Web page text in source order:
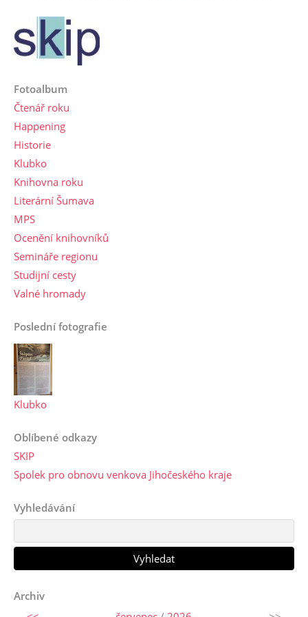
Fotoalbum
Čtenář roku
Happening
Historie
Klubko
Knihovna roku
Literární Šumava
MPS
Ocenění knihovníků
Semináře regionu
Studijní cesty
Valné hromady
Poslední fotografie
Klubko
Oblíbené odkazy
SKIP
Spolek pro obnovu venkova Jihočeského kraje
Vyhledávání
Archiv